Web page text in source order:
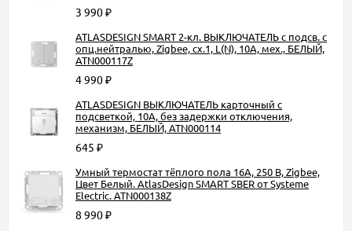
3 990₽
ATLASDESIGN SMART 2-кл. ВЫКЛЮЧАТЕЛЬ с подсв. с
опц.нейтралью, Zigbee, сх.1, L(N), 10А, мех., БЕЛЫЙ,
ATN000117Z
4 990₽
ATLASDESIGN ВЫКЛЮЧАТЕЛЬ карточный с
подсветкой, 10А, без задержки отключения,
механизм, БЕЛЫЙ, ATN000114
645 ₽
Умный термостат тёплого пола 16А, 250 В, Zigbee,
Цвет Белый. AtlasDesign SMART SBER от Systeme
Electric. ATN000138Z
8 990₽